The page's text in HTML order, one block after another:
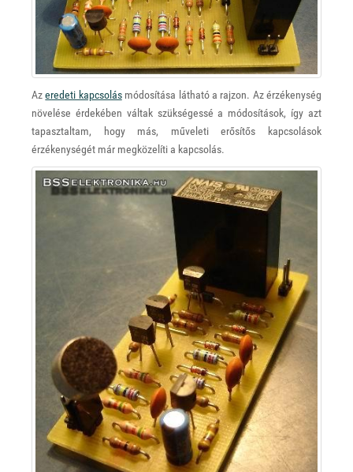
Azeredeti kapcsolásmódosítása látható a rajzon. Az érzékenység
növelése érdekében váltak szükségessé a módosítások, így azt
tapasztaltam, hogy más, műveleti erősítős kapcsolások
érzékenységét már megközelíti a kapcsolás.